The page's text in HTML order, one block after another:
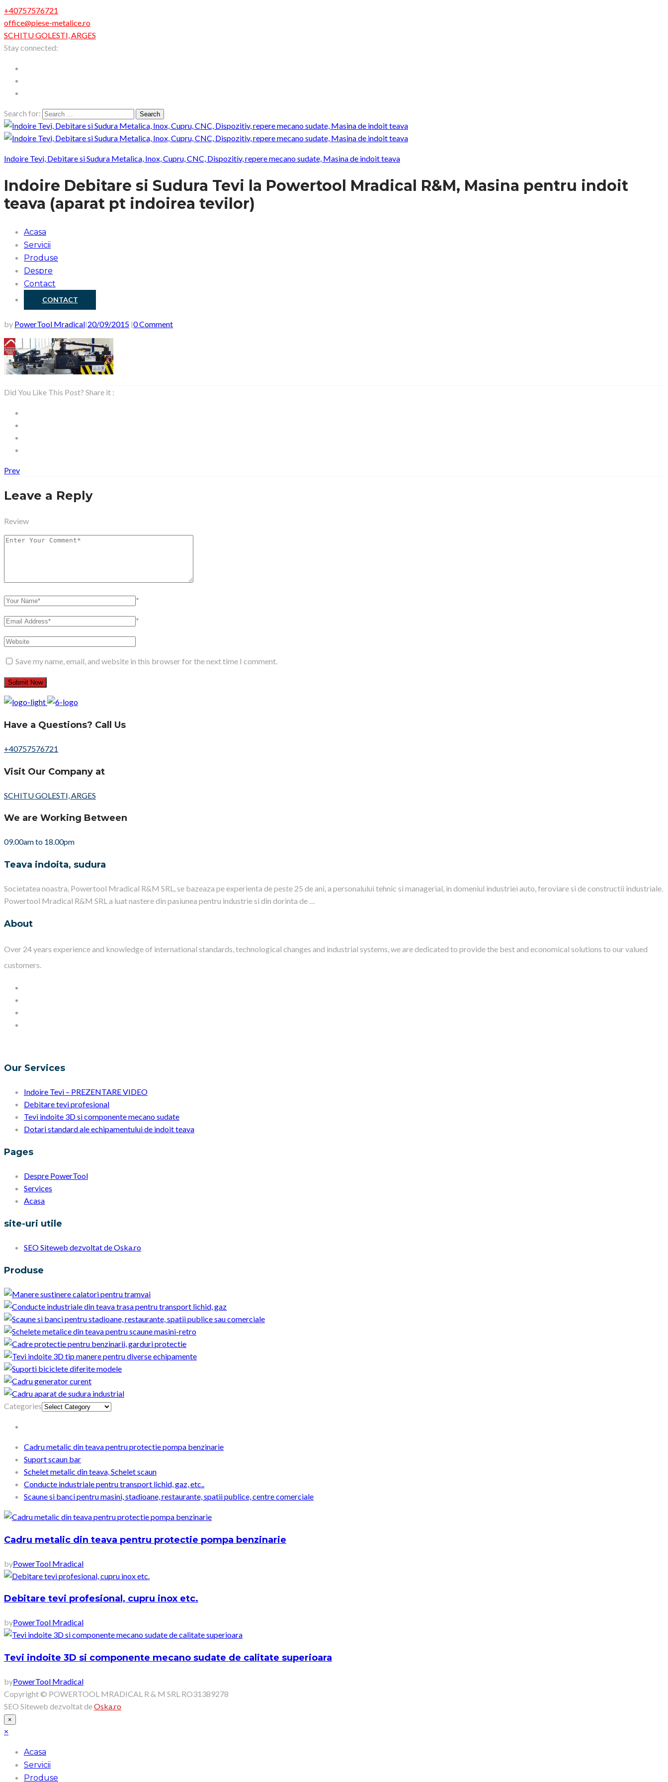
+40757576721
office@piese-metalice.ro
SCHITU GOLESTI, ARGES
Stay connected:
Search for:
Indoire Tevi, Debitare si Sudura Metalica, Inox, Cupru, CNC, Dispozitiv, repere mecano sudate, Masina de indoit teava
Indoire Debitare si Sudura Tevi la Powertool Mradical R&M, Masina pentru indoit
teava (aparat pt indoirea tevilor)
Acasa
Servicii
Produse
Despre
Contact
CONTACT
by PowerTool Mradical 20/09/2015 0 Comment
Did You Like This Post? Share it :
Prev
Leave a Reply
Review
*
*
Save my name, email, and website in this browser for the next time I comment.
Have a Questions? Call Us
+40757576721
Visit Our Company at
SCHITU GOLESTI, ARGES
We are Working Between
09.00am to 18.00pm
Teava indoita, sudura
Societatea noastra, Powertool Mradical R&M SRL, se bazeaza pe experienta de peste 25 de ani, a personalului tehnic si managerial, in domeniul industriei auto, feroviare si de constructii industriale.
Powertool Mradical R&M SRL a luat nastere din pasiunea pentru industrie si din dorinta de …
About
Over 24 years experience and knowledge of international standards, technological changes and industrial systems, we are dedicated to provide the best and economical solutions to our valued
customers.
Our Services
Indoire Tevi – PREZENTARE VIDEO
Debitare tevi profesional
Tevi indoite 3D si componente mecano sudate
Dotari standard ale echipamentului de indoit teava
Pages
Despre PowerTool
Services
Acasa
site-uri utile
SEO Siteweb dezvoltat de Oska.ro
Produse
Categories
Cadru metalic din teava pentru protectie pompa benzinarie
Suport scaun bar
Schelet metalic din teava, Schelet scaun
Conducte industriale pentru transport lichid, gaz, etc..
Scaune si banci pentru masini, stadioane, restaurante, spatii publice, centre comerciale
Cadru metalic din teava pentru protectie pompa benzinarie
byPowerTool Mradical
Debitare tevi profesional, cupru inox etc.
byPowerTool Mradical
Tevi indoite 3D si componente mecano sudate de calitate superioara
byPowerTool Mradical
Copyright © POWERTOOL MRADICAL R & M SRL RO31389278
SEO Siteweb dezvoltat deOska.ro
×
×
Acasa
Servicii
Produse